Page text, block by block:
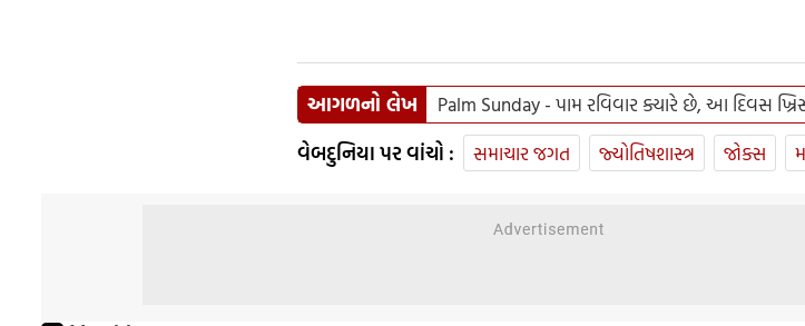
આગળનો લેખ Palm Sunday - પામ રવિવાર ક્યારે છે, આ દિવસ
વેબદુનિયા પર વાંચો : સમાચાર જગત જ્યોતિષશાસ્ત્ર જોક્સ